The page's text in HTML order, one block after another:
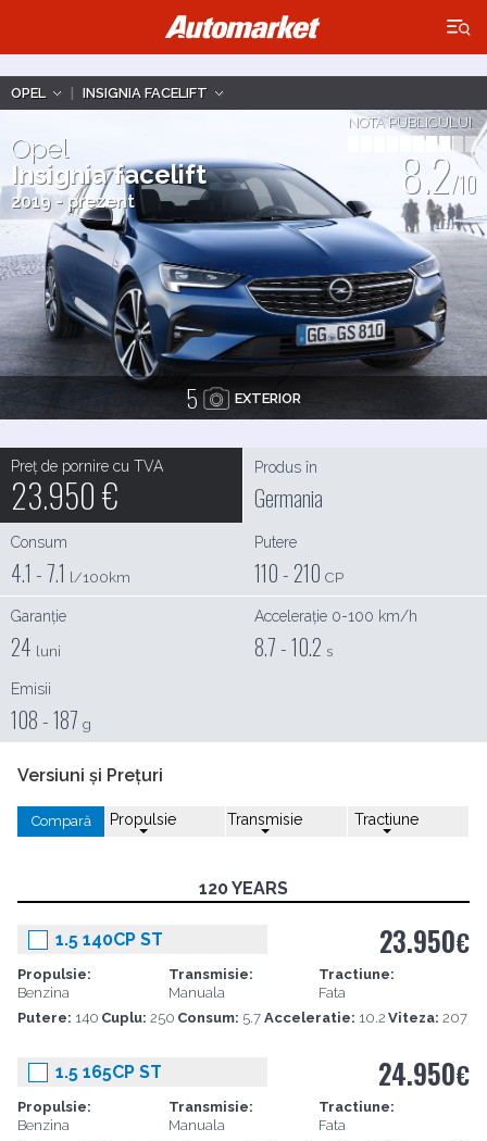
×
OPEL | INSIGNIA FACELIFT
Opel
Insignia facelift
2019 - prezent
NOTA PUBLICULUI
8.2/10
5 EXTERIOR
Preț de pornire cu TVA
23.950€
Produs în
Germania
Consum
4.1 - 7.1 l/100km
Putere
110 - 210 CP
Garanție
24 luni
Accelerație 0-100 km/h
8.7 - 10.2 s
Emisii
108 - 187 g
Versiuni și Prețuri
Compară Propulsie Transmisie Tractiune
120 YEARS
1.5 140CP ST
Propulsie:
Benzina
Transmisie:
Manuala
Tractiune:
Fata
Putere: 140 Cuplu:250 Consum: 5.7 Acceleratie: 10.2 Viteza: 207
23.950€
1.5 165CP ST
Propulsie:
Benzina
Transmisie:
Manuala
Tractiune:
Fata
24.950€